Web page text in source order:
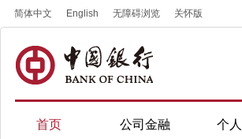
简体中文 English 无障碍浏览 关怀版
首页 公司金融 个